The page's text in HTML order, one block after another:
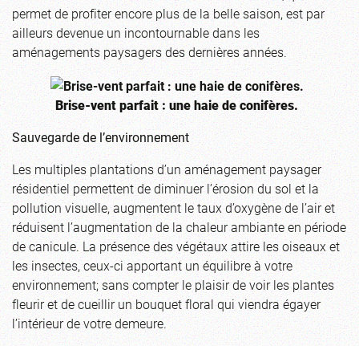
permet de profiter encore plus de la belle saison, est par
ailleurs devenue un incontournable dans les
aménagements paysagers des dernières années.
Brise-vent parfait : une haie de conifères.
Sauvegarde de l’environnement
Les multiples plantations d’un aménagement paysager
résidentiel permettent de diminuer l’érosion du sol et la
pollution visuelle, augmentent le taux d’oxygène de l’air et
réduisent l’augmentation de la chaleur ambiante en période
de canicule. La présence des végétaux attire les oiseaux et
les insectes, ceux-ci apportant un équilibre à votre
environnement; sans compter le plaisir de voir les plantes
fleurir et de cueillir un bouquet floral qui viendra égayer
l’intérieur de votre demeure.